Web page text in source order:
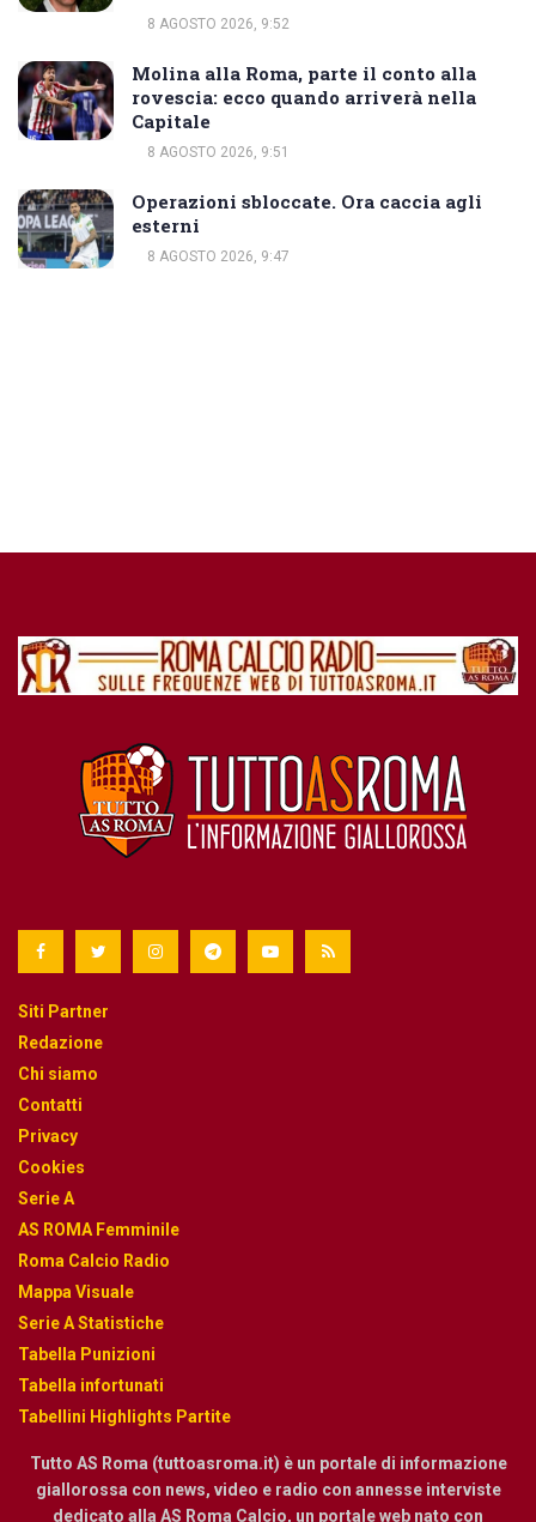
8 AGOSTO 2026, 9:52
Molina alla Roma, parte il conto alla
rovescia: ecco quando arriverà nella
Capitale
8 AGOSTO 2026, 9:51
Operazioni sbloccate. Ora caccia agli
esterni
8 AGOSTO 2026, 9:47
Siti Partner
Redazione
Chi siamo
Contatti
Privacy
Cookies
Serie A
AS ROMA Femminile
Roma Calcio Radio
Mappa Visuale
Serie A Statistiche
Tabella Punizioni
Tabella infortunati
Tabellini Highlights Partite
Tutto AS Roma (tuttoasroma.it) è un portale di informazione
giallorossa con news, video e radio con annesse interviste
dedicato alla AS Roma Calcio, un portale web nato con